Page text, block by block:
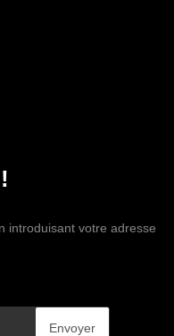
introduisant votre adresse